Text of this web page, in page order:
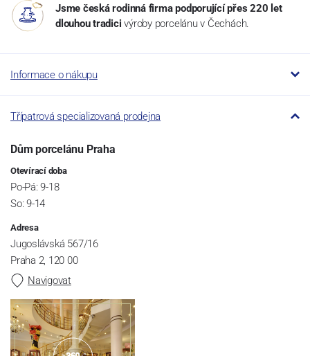
Jsme česká rodinná firma podporující přes 220 let
dlouhou tradici výroby porcelánu v Čechách.
Informace o nákupu
Třípatrová specializovaná prodejna
Dům porcelánu Praha
Otevírací doba
Po-Pá: 9-18
So: 9-14
Adresa
Jugoslávská 567/16
Praha 2, 120 00
Navigovat